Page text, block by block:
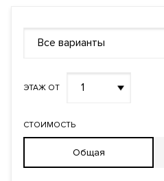
Все варианты
ЭТАЖ ОТ 1
СТОИМОСТЬ
Общая